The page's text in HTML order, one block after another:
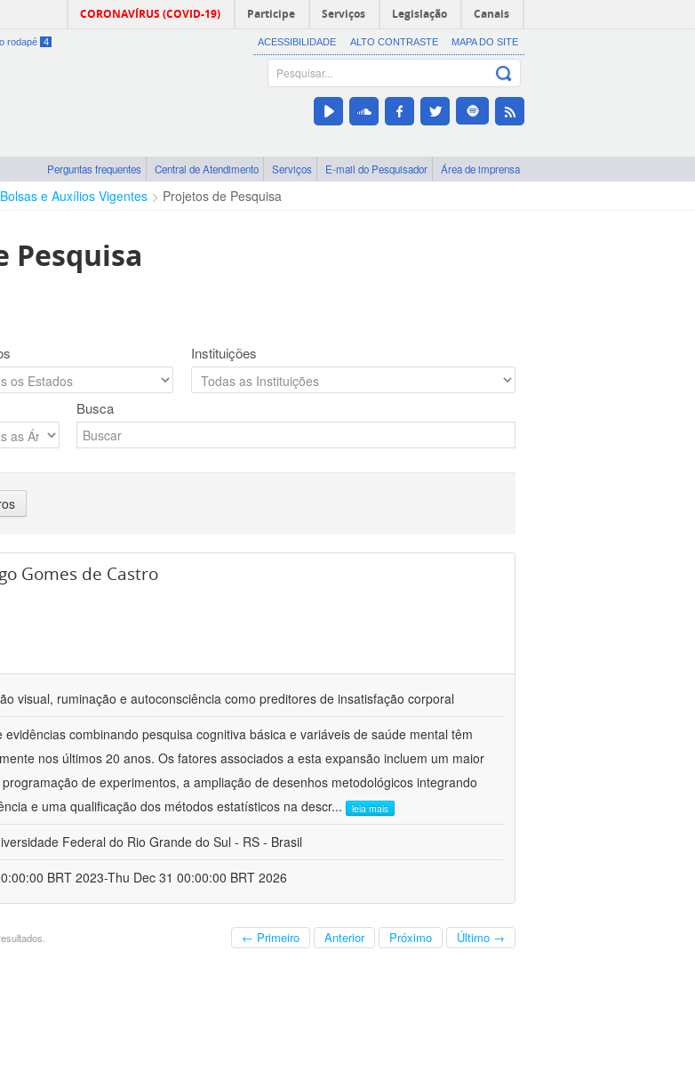
CORONAVÍRUS (COVID-19) Participe Serviços Legislação Canais
rodapé 4 ACESSIBILIDADE ALTO CONTRASTE MAPA DO SITE
Perguntas frequentes Central de Atendimento Serviços E-mail do Pesquisador Área de imprensa
Bolsas e Auxílios Vigentes Projetos de Pesquisa
Pesquisa
Instituições
Busca
Gomes de Castro
visual, ruminação e autoconsciência como preditores de insatisfação corporal
evidências combinando pesquisa cognitiva básica e variáveis de saúde mental têm
nos últimos 20 anos. Os fatores associados a esta expansão incluem um maior
de experimentos, a ampliação de desenhos metodológicos integrando
e uma qualificação dos métodos estatísticos na descr... leia mais
Federal do Rio Grande do Sul - RS - Brasil
BRT 2023-Thu Dec 31 00:00:00 BRT 2026
← Primeiro Anterior Próximo Último →